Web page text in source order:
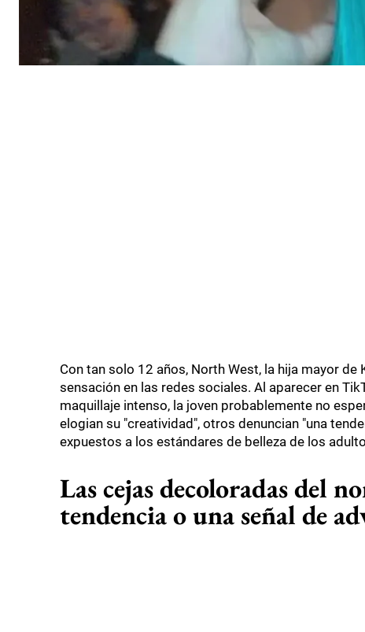
Con tan solo 12 años, North West, la hija mayor
sensación en las redes sociales. Al aparecer en
maquillaje intenso, la joven probablemente no
elogian su "creatividad", otros denuncian "una
expuestos a los estándares de belleza de los
Las cejas decoloradas del
tendencia o una señal de